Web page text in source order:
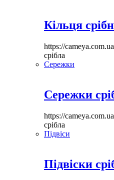
Кільця
https://
срібла
Сережки
Сережки
https://
срібла
Підвіси
Підвіски